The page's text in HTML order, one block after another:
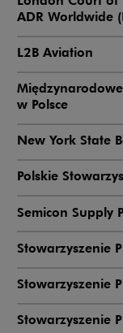
ADR Worldwide
L2B Aviation
w Polsce
New York State
Polskie
Semicon Supply
Stowarzyszenie
Stowarzyszenie
Stowarzyszenie